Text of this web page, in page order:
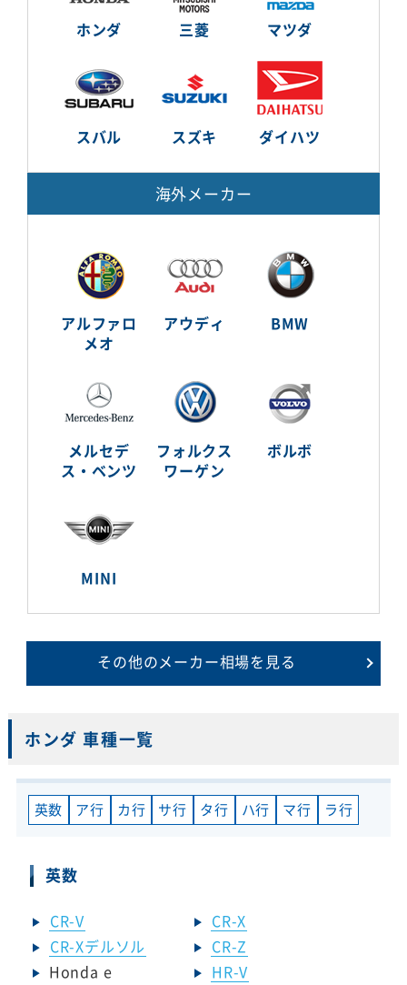
ホンダ 三菱 マツダ
スバル スズキ ダイハツ
海外メーカー
アルファロ
メオ
アウディ BMW
メルセデ
ス・ベンツ
フォルクス
ワーゲン
ボルボ
MINI
その他のメーカー相場を見る
ホンダ 車種一覧
英数 ア行 カ行 サ行 タ行 ハ行 マ行 ラ行
英数
CR-V
CR-X
CR-Xデルソル
CR-Z
Honda e
HR-V